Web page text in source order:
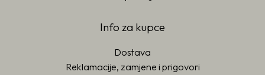
Info za kupce
Dostava
Reklamacije, zamjene i prigovori